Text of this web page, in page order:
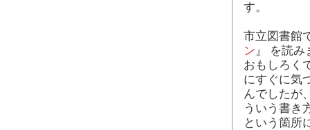
す。
市立図書館
ン』 を読み
おもしろく
にすぐに気
んでしたが
ういう書き
という箇所